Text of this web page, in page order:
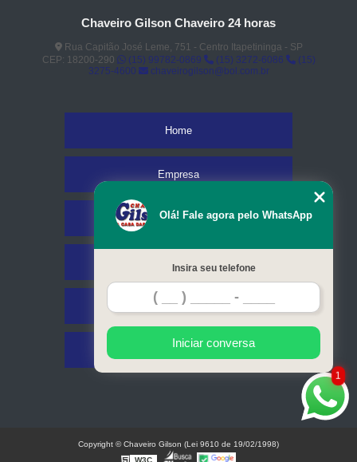
Chaveiro Gilson Chaveiro 24 horas
Rua Capitão José Leme, 751 - Centro Itapetininga - SP
CEP: 18200-290
(15) 99782-0869 (15) 3272-6086
(15)
3275-4600
chaveirogilson@bol.com.br
Home
Empresa
Missão
Serviços
Contato
Mapa do site
1
Olá! Fale agora pelo WhatsApp
Insira seu telefone
Iniciar conversa
Copyright © Chaveiro Gilson (Lei 9610 de 19/02/1998)